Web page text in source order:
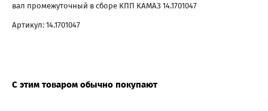
вал промежуточный в сборе КПП КАМАЗ 14.1701047
Артикул: 14.1701047
С этим товаром обычно покупают